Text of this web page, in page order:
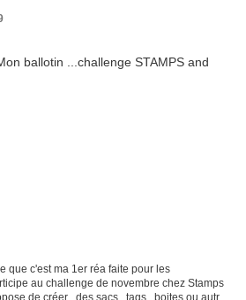
que c'est ma 1er réa faite pour les
au challenge de novembre chez Stamps
de créer , des sacs , tags , boites ou autres